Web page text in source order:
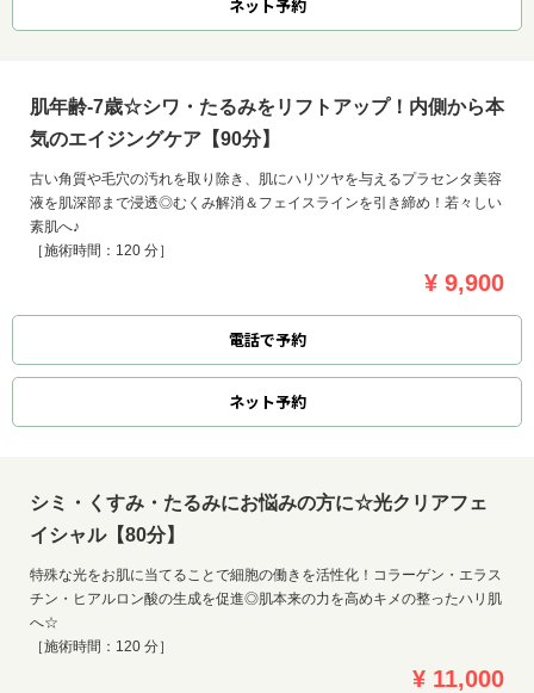
ネット予約
肌年齢-7歳☆シワ・たるみをリフトアップ！内側から本
気のエイジングケア【90分】
古い角質や毛穴の汚れを取り除き、肌にハリツヤを与えるプラセンタ美容
液を肌深部まで浸透◎むくみ解消＆フェイスラインを引き締め！若々しい
素肌へ♪
［施術時間：120 分］
¥ 9,900
電話で予約
ネット予約
シミ・くすみ・たるみにお悩みの方に☆光クリアフェ
イシャル【80分】
特殊な光をお肌に当てることで細胞の働きを活性化！コラーゲン・エラス
チン・ヒアルロン酸の生成を促進◎肌本来の力を高めキメの整ったハリ肌
へ☆
［施術時間：120 分］
¥ 11,000